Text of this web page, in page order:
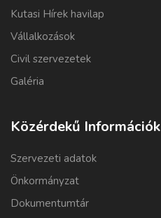
Kutasi Hírek havilap
Vállalkozások
Civil szervezetek
Galéria
Közérdekű Információk
Szervezeti adatok
Önkormányzat
Dokumentumtár